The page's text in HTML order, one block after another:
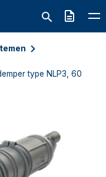
Offerte
type NLP3, 60 mm